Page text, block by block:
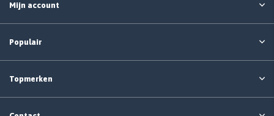
Mijn account
Populair
Topmerken